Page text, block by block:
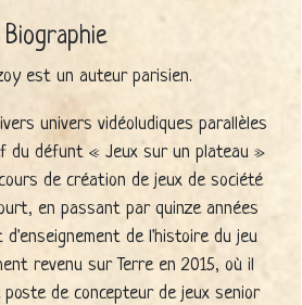
Biographie
est un auteur parisien.
univers vidéoludiques parallèles
du défunt « Jeux sur un plateau »
de création de jeux de société
en passant par quinze années
d'enseignement de l'histoire du jeu
revenu sur Terre en 2015, où il
de concepteur de jeux senior